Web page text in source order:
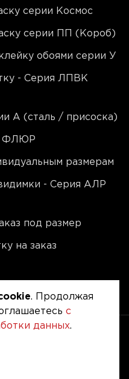
серии Космос
серии ПП (Короб)
обоями серии У
- Серия ЛПВК
A (сталь / присоска)
ФЛЮР
размерам
- Серия АЛР
под размер
на заказ
ревизионные
. Продолжая
с
данных.